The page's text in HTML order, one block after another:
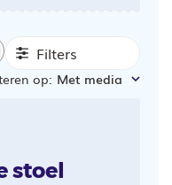
Filters
op: Met media
stoel